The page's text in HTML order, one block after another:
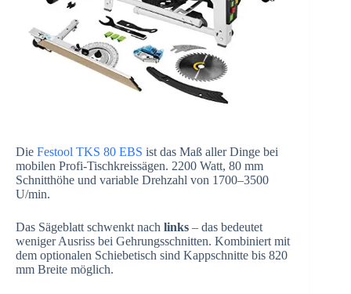
Die Festool TKS 80 EBS ist das Maß aller Dinge bei
mobilen Profi-Tischkreissägen. 2200 Watt, 80 mm
Schnitthöhe und variable Drehzahl von 1700–3500
U/min.
Das Sägeblatt schwenkt nach links – das bedeutet
weniger Ausriss bei Gehrungsschnitten. Kombiniert mit
dem optionalen Schiebetisch sind Kappschnitte bis 820
mm Breite möglich.